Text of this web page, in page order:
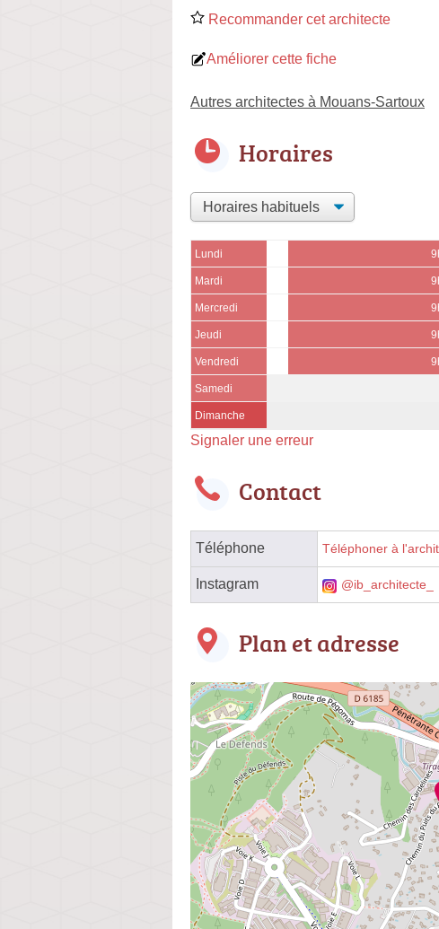
Recommander cet architecte
Améliorer cette fiche
Autres architectes à Mouans-Sartoux
Horaires
Lundi
Mardi
Mercredi
Jeudi
Vendredi
Samedi
Dimanche
Signaler une erreur
Contact
Téléphone Téléphoner à
Instagram @ib_architecte_
Plan et adresse